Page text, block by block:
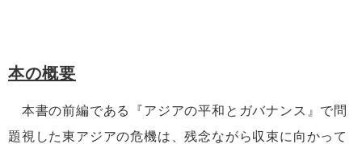
本の概要
本書の前編である『アジアの平和とガバナンス』で問
題視した東アジアの危機は、残念ながら収束に向かって